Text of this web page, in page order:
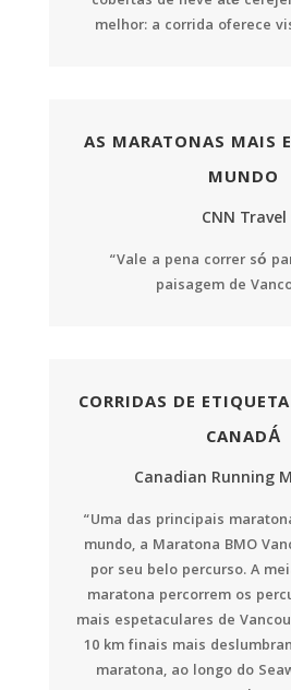
melhor: a corrida oferece
AS MARATONAS MAIS
MUNDO
CNN Travel
“Vale a pena correr só
paisagem de
CORRIDAS DE
CANADÁ
Canadian Running
“Uma das principais
mundo, a Maratona BMO
por seu belo percurso. A
maratona percorrem os
mais espetaculares de
10 km finais mais
maratona, ao longo do